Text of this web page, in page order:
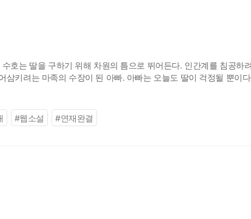
호는 딸을 구하기 위해 차원의 틈으로 뛰어든다. 인간계를 침공하
키려는 마족의 수장이 된 아빠. 아빠는 오늘도 딸이 걱정될 뿐이
#웹소설 #연재완결